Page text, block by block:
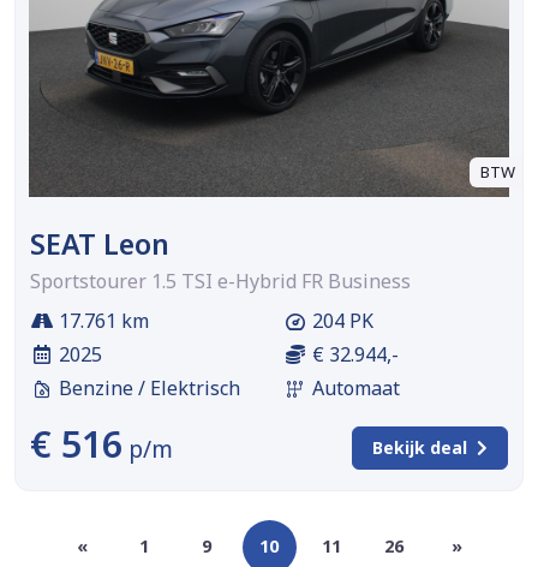
BTW
SEAT Leon
Sportstourer 1.5 TSI e-Hybrid FR Business
17.761 km
2025
Benzine / Elektrisch
204 PK
€ 32.944,-
Automaat
€ 516 p/m Bekijk deal
« 1 9 10 11 26 »